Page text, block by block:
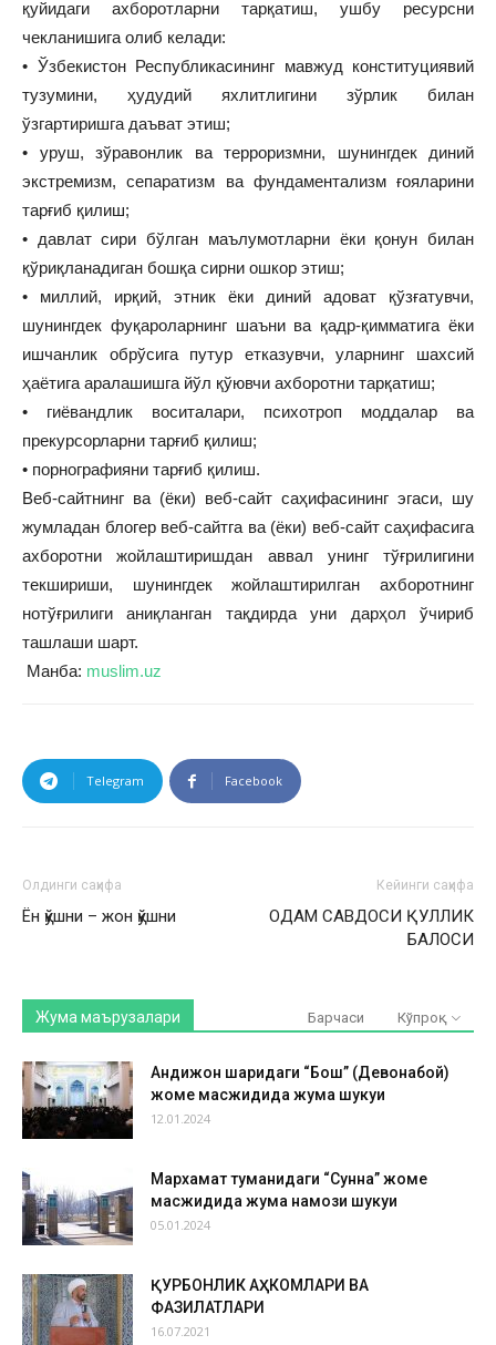
қуйидаги ахборотларни тарқатиш, ушбу ресурсни
чекланишига олиб келади:
• Ўзбекистон Республикасининг мавжуд конституциявий
тузумини, ҳудудий яхлитлигини зўрлик билан
ўзгартиришга даъват этиш;
• уруш, зўравонлик ва терроризмни, шунингдек диний
экстремизм, сепаратизм ва фундаментализм ғояларини
тарғиб қилиш;
• давлат сири бўлган маълумотларни ёки қонун билан
қўриқланадиган бошқа сирни ошкор этиш;
• миллий, ирқий, этник ёки диний адоват қўзғатувчи,
шунингдек фуқароларнинг шаъни ва қадр-қимматига ёки
ишчанлик обрўсига путур етказувчи, уларнинг шахсий
ҳаётига аралашишга йўл қўювчи ахборотни тарқатиш;
• гиёвандлик воситалари, психотроп моддалар ва
прекурсорларни тарғиб қилиш;
• порнографияни тарғиб қилиш.
Веб-сайтнинг ва (ёки) веб-сайт саҳифасининг эгаси, шу
жумладан блогер веб-сайтга ва (ёки) веб-сайт саҳифасига
ахборотни жойлаштиришдан аввал унинг тўғрилигини
текшириши, шунингдек жойлаштирилган ахборотнинг
нотўғрилиги аниқланган тақдирда уни дарҳол ўчириб
ташлаши шарт.
Манба: muslim.uz
Telegram Facebook
Олдинги саҳифа
Ён қўшни – жон қўшни
Кейинги саҳифа
ОДАМ САВДОСИ ҚУЛЛИК
БАЛОСИ
Жума маърузалари Барчаси Кўпроқ
Андижон шаҳридаги “Бош” (Девонабой)
жоме масжидида жума шукуҳи
12.01.2024
Мархамат туманидаги “Сунна” жоме
масжидида жума намози шукуҳи
05.01.2024
ҚУРБОНЛИК АҲКОМЛАРИ ВА
ФАЗИЛАТЛАРИ
16.07.2021